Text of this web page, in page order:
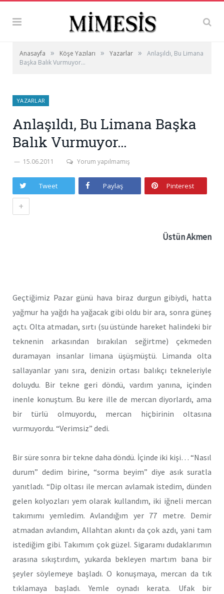
Anasayfa » Köşe Yazıları » Yazarlar »
Anlaşıldı, Bu Limana
Başka Balık Vurmuyor…
YAZARLAR
Anlaşıldı, Bu Limana Başka
Balık Vurmuyor…
15.06.2011 Yorum yapılmamış
Tweet Paylaş Pinterest
+
Üstün Akmen
Geçtiğimiz Pazar günü hava biraz durgun gibiydi, hatta
yağmur ha yağdı ha yağacak gibi oldu bir ara, sonra güneş
açtı. Olta atmadan, sırtı (su üstünde hareket halindeki bir
teknenin arkasından bırakılan seğirtme) çekmeden
duramayan insanlar limana üşüşmüştü. Limanda olta
sallayanlar yanı sıra, denizin ortası balıkçı tekneleriyle
doluydu. Bir tekne geri döndü, vardım yanına, içinden
inenle konuştum. Bu kere ille de mercan diyorlardı, ama
bir türlü olmuyordu, mercan hiçbirinin oltasına
vurmuyordu. “Verimsiz” dedi.
Bir süre sonra bir tekne daha döndü. İçinde iki kişi… “Nasıl
durum” dedim birine, “sorma beyim” diye asık suratla
yanıtladı. “Dip oltası ile mercan avlamak istedim, dünden
gelen kolyozları yem olarak kullandım, iki iğneli mercan
takımımı yemledim. Avlandığım yer 77 metre. Demir
atmadan avlandım, Allahtan akıntı da çok azdı, yani tam
istediğim gibi. Takımım çok güzel. Sigaramı dudaklarımın
arasına sıkıştırdım, yukarda bekleyen martım bana bir
şeyler söylemeye başladı. O konuşmaya, mercan da tık
tıklamaya başladı. Yemle oynadı kerata. Ufak bir